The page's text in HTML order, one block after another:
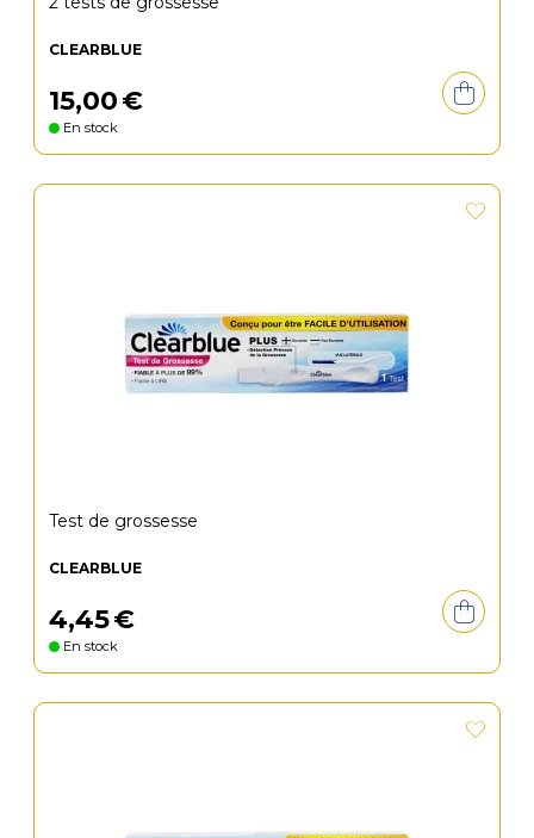
CLEARBLUE
15,00€
En stock
Test de grossesse
CLEARBLUE
4,45€
En stock